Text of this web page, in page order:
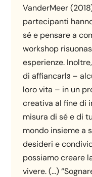
VanderMeer
partecipanti
sé e pensare a
workshop
esperienze.
di affiancarlɜ –
loro vita – in un
creativa al fine di
misura di sé e di
mondo insieme a
desideri e
possiamo creare
vivere. (…)